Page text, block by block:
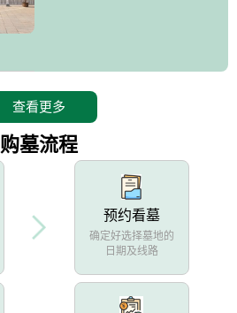
查看更多
购墓流程
预约看墓
确定好选择墓地的
日期及线路